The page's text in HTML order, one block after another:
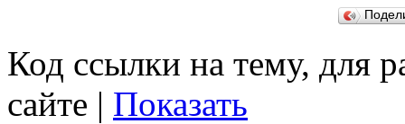
Код ссылки на тему, для
сайте | Показать